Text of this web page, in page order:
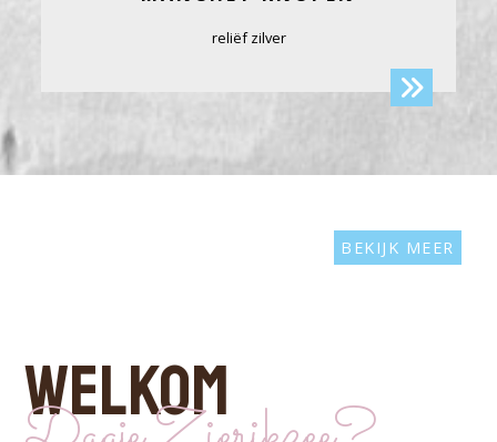
reliëf zilver
BEKIJK MEER
WELKOM